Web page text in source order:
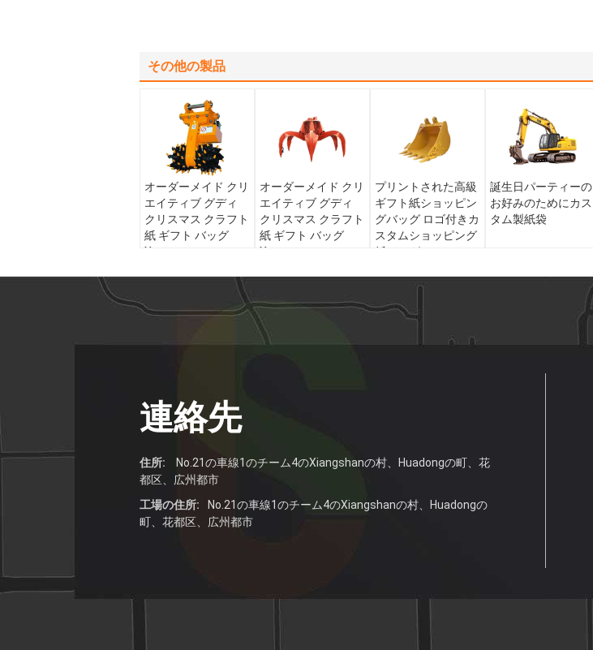
その他の製品
オーダーメイド クリ
エイティブ グディ
クリスマス クラフト
紙 ギフト バッグ
Xmas デコレーショ
オーダーメイド クリ
エイティブ グディ
クリスマス クラフト
紙 ギフト バッグ
Xmas デコレーショ
プリントされた高級
ギフト紙ショッピン
グバッグ ロゴ付きカ
スタムショッピング
紙バッグ
誕生日パーティーの
お好みのためにカス
タム製紙袋
連絡先
住所:
No.21の車線1のチーム4のXiangshanの村、Huadongの町、花
都区、広州都市
工場の住所:
No.21の車線1のチーム4のXiangshanの村、Huadongの
町、花都区、広州都市